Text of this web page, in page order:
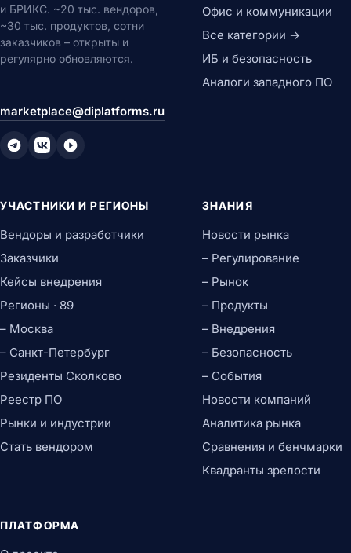
и БРИКС. ~20 тыс. вендоров,
~30 тыс. продуктов, сотни
заказчиков – открыты и
регулярно обновляются.
marketplace@diplatforms.ru
Офис и коммуникации
Все категории →
ИБ и безопасность
Аналоги западного ПО
УЧАСТНИКИ И РЕГИОНЫ
Вендоры и разработчики
Заказчики
Кейсы внедрения
Регионы · 89
– Москва
– Санкт-Петербург
Резиденты Сколково
Реестр ПО
Рынки и индустрии
Стать вендором
ЗНАНИЯ
Новости рынка
– Регулирование
– Рынок
– Продукты
– Внедрения
– Безопасность
– События
Новости компаний
Аналитика рынка
Сравнения и бенчмарки
Квадранты зрелости
ПЛАТФОРМА